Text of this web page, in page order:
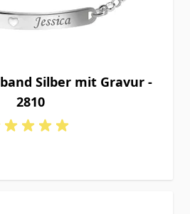
Silber mit Gravur -
2810